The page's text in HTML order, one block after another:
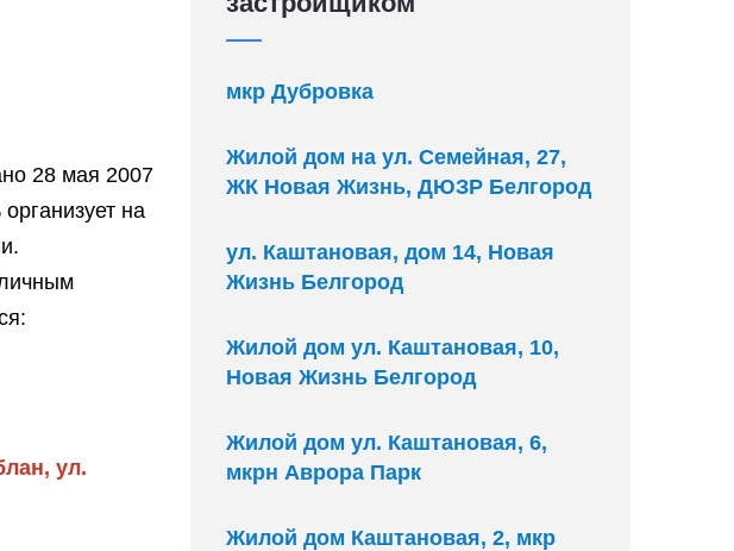
28 мая 2007
на
ул.
мкр Дубровка
Жилой дом на ул. Семейная, 27,
ЖК Новая Жизнь, ДЮЗР Белгород
ул. Каштановая, дом 14, Новая
Жизнь Белгород
Жилой дом ул. Каштановая, 10,
Новая Жизнь Белгород
Жилой дом ул. Каштановая, 6,
мкрн Аврора Парк
Жилой дом Каштановая, 2, мкр